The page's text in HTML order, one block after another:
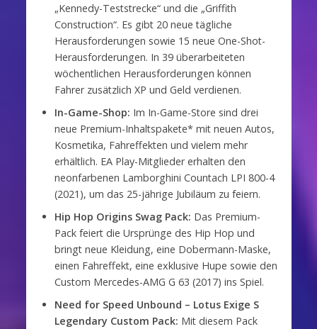
„Kennedy-Teststrecke“ und die „Griffith
Construction“. Es gibt 20 neue tägliche
Herausforderungen sowie 15 neue One-Shot-
Herausforderungen. In 39 überarbeiteten
wöchentlichen Herausforderungen können
Fahrer zusätzlich XP und Geld verdienen.
In-Game-Shop: Im In-Game-Store sind drei
neue Premium-Inhaltspakete* mit neuen Autos,
Kosmetika, Fahreffekten und vielem mehr
erhältlich. EA Play-Mitglieder erhalten den
neonfarbenen Lamborghini Countach LPI 800-4
(2021), um das 25-jährige Jubiläum zu feiern.
Hip Hop Origins Swag Pack: Das Premium-
Pack feiert die Ursprünge des Hip Hop und
bringt neue Kleidung, eine Dobermann-Maske,
einen Fahreffekt, eine exklusive Hupe sowie den
Custom Mercedes-AMG G 63 (2017) ins Spiel.
Need for Speed Unbound – Lotus Exige S
Legendary Custom Pack: Mit diesem Pack